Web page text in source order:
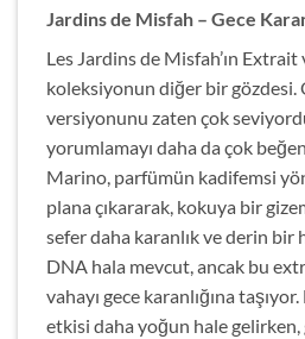
Jardins de Misfah – Gece
Les Jardins de Misfah’ın
koleksiyonun diğer bir gözdesi.
versiyonunu zaten çok
yorumlamayı daha da çok
Marino, parfümün kadifemsi
plana çıkararak, kokuya bir
sefer daha karanlık ve derin bir
DNA hala mevcut, ancak bu
vahayı gece karanlığına
etkisi daha yoğun hale